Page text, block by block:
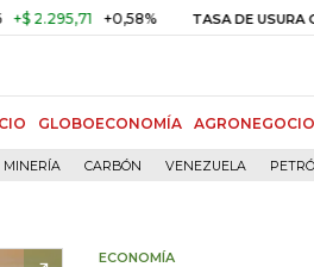
+0,58% TASA DE USURA
GLOBOECONOMÍA
MINERÍA CARBÓN VENEZUELA
ECONOMÍA